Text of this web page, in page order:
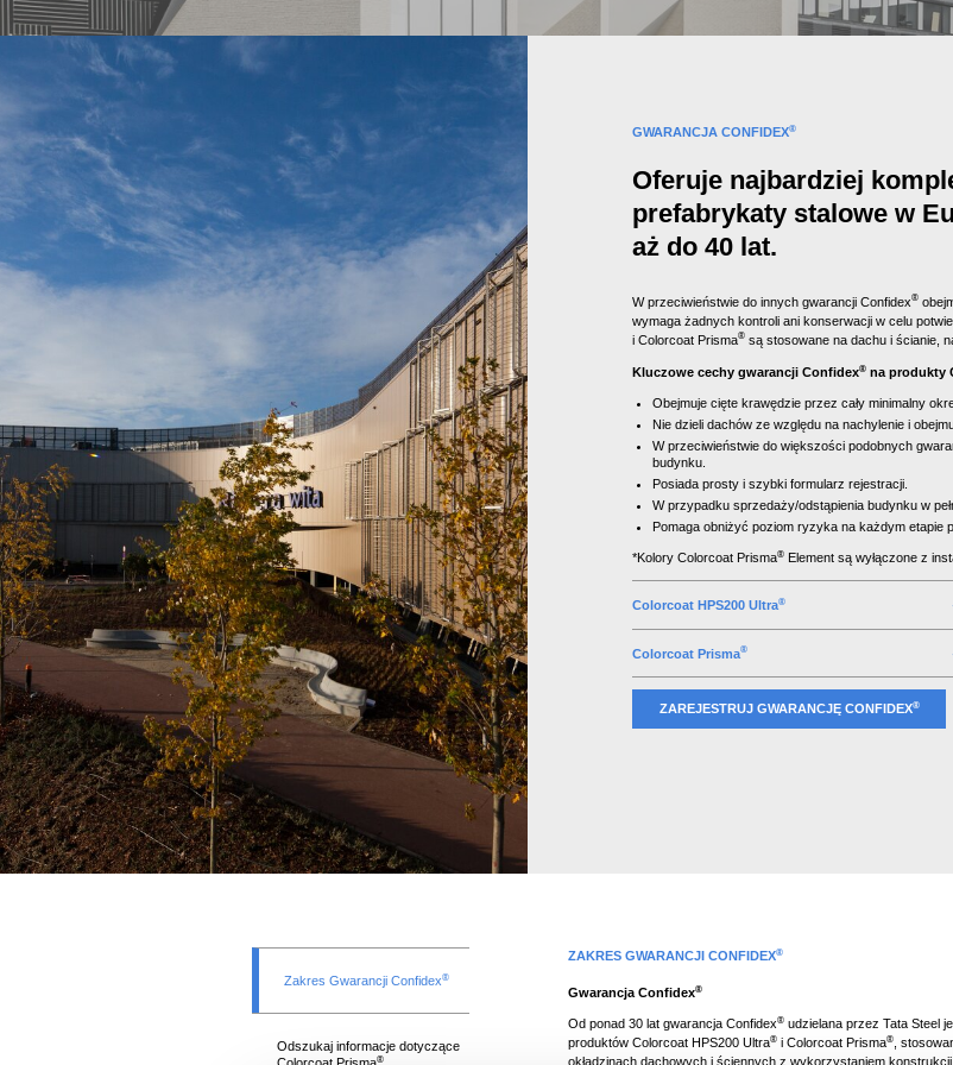
GWARANCJA CONFIDEX®
Oferuje najbardziej
prefabrykaty stalowe w
aż do 40 lat.
W przeciwieństwie do innych gwarancji Confidex®
wymaga żadnych kontroli ani konserwacji w celu
i Colorcoat Prisma® są stosowane na dachu i ścianie,
Kluczowe cechy gwarancji Confidex® na produkty
Obejmuje cięte krawędzie przez cały minimalny
Nie dzieli dachów ze względu na nachylenie i
W przeciwieństwie do większości podobnych
budynku.
Posiada prosty i szybki formularz rejestracji.
W przypadku sprzedaży/odstąpienia budynku w
Pomaga obniżyć poziom ryzyka na każdym etapie
*Kolory Colorcoat Prisma® Element są wyłączone z
Colorcoat HPS200 Ultra®
Colorcoat Prisma®
ZAREJESTRUJ GWARANCJĘ CONFIDEX®
Zakres Gwarancji Confidex®
Odszukaj informacje dotyczące
®
ZAKRES GWARANCJI CONFIDEX®
Gwarancja Confidex®
Od ponad 30 lat gwarancja Confidex® udzielana przez Tata Steel
produktów Colorcoat HPS200 Ultra® i Colorcoat Prisma® ,
okładzinach dachowych i ściennych z wykorzystaniem